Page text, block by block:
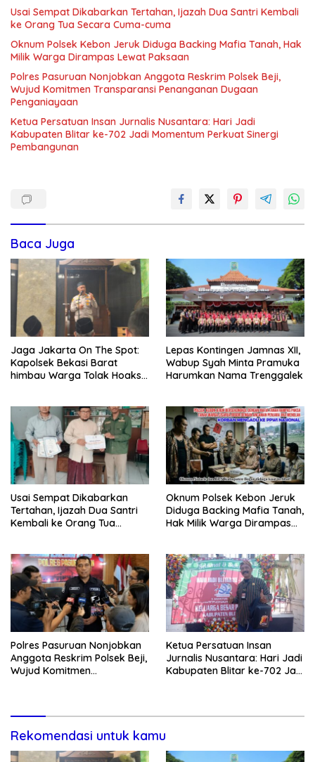
Usai Sempat Dikabarkan Tertahan, Ijazah Dua Santri Kembali
ke Orang Tua Secara Cuma-cuma
Oknum Polsek Kebon Jeruk Diduga Backing Mafia Tanah, Hak
Milik Warga Dirampas Lewat Paksaan
Polres Pasuruan Nonjobkan Anggota Reskrim Polsek Beji,
Wujud Komitmen Transparansi Penanganan Dugaan
Penganiayaan
Ketua Persatuan Insan Jurnalis Nusantara: Hari Jadi
Kabupaten Blitar ke-702 Jadi Momentum Perkuat Sinergi
Pembangunan
Baca Juga
Jaga Jakarta On The Spot:
Kapolsek Bekasi Barat
himbau Warga Tolak Hoaks
Lepas Kontingen Jamnas XII,
Wabup Syah Minta Pramuka
Harumkan Nama Trenggalek
Usai Sempat Dikabarkan
Tertahan, Ijazah Dua Santri
Kembali ke Orang Tua
Oknum Polsek Kebon Jeruk
Diduga Backing Mafia Tanah,
Hak Milik Warga Dirampas
Polres Pasuruan Nonjobkan
Anggota Reskrim Polsek Beji,
Wujud Komitmen
Ketua Persatuan Insan
Jurnalis Nusantara: Hari Jadi
Kabupaten Blitar ke-702 Jadi
Rekomendasi untuk kamu